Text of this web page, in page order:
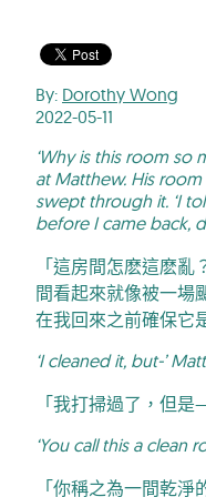
By: Dorothy Wong
2022-05-11
‘Why is this room so
at Matthew. His
swept through it. ‘I
before I came back,
「這房間怎麽這麽
間看起來就像被一場
在我回來之前確保它
‘I cleaned it, but-’
「我打掃過了，但
‘You call this a clean
「你稱之為一間乾淨